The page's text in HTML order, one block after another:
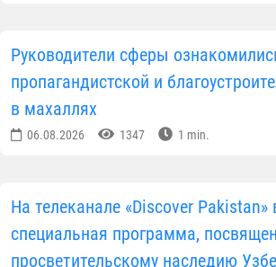
Руководители сферы
пропагандистской и
в махаллях
06.08.2026 1347 1 min.
На телеканале «Discover
специальная программа,
просветительскому наследию